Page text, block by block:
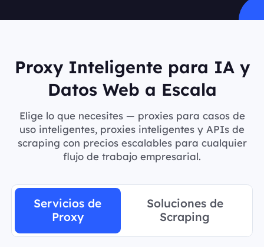
Proxy Inteligente para IA y
Datos Web a Escala
Elige lo que necesites — proxies para casos de
uso inteligentes, proxies inteligentes y APIs de
scraping con precios escalables para cualquier
flujo de trabajo empresarial.
Servicios de
Proxy
Soluciones de
Scraping